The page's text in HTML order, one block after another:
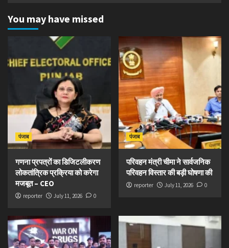
You may have missed
पंजाब
गणना प्रपत्रों का डिजिटलीकरण
लोकतांत्रिक प्रक्रिया को करेगा
मजबूत – CEO
reporter July 11, 2026 0
पंजाब
परिवहन मंत्री चीमा ने सार्वजनिक
परिवहन विस्तार की बड़ी घोषणा की
reporter July 11, 2026 0